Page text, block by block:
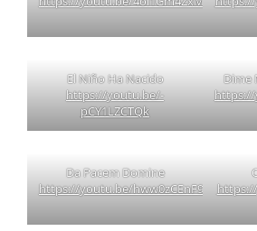
El Niño Ha Nacido
https://youtu.be/-
pCY1LZCTQk
Dime
https://
Da Pacem Domine
https://youtu.be/hww0zCEnF9Q